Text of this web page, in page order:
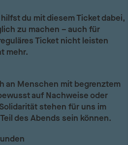
du mit diesem Ticket dabei,
zu machen – auch für
Ticket nicht leisten
mehr.
an Menschen mit begrenztem
auf Nachweise oder
stehen für uns im
des Abends sein können.